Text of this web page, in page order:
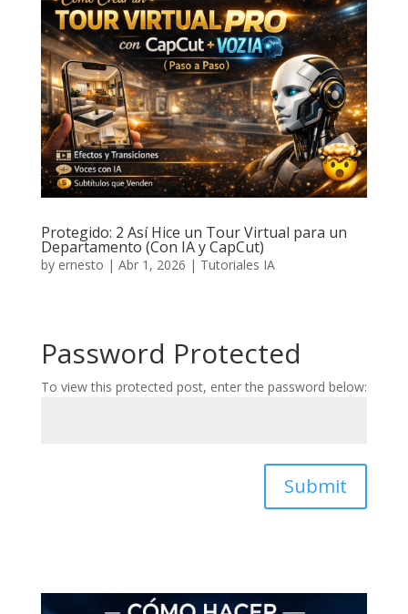
Protegido: 2 Así Hice un Tour Virtual para un
Departamento (Con IA y CapCut)
by ernesto | Abr 1, 2026 | Tutoriales IA
Password Protected
To view this protected post, enter the password below:
Submit